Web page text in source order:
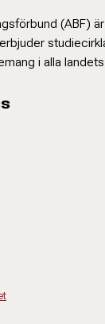
(ABF)
i alla